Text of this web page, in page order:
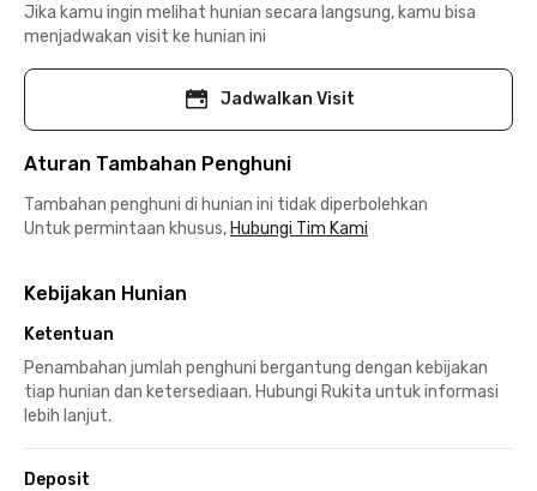
Jika kamu ingin melihat hunian secara langsung, kamu bisa
menjadwakan visit ke hunian ini
Jadwalkan Visit
Aturan Tambahan Penghuni
Tambahan penghuni di hunian ini tidak diperbolehkan
Untuk permintaan khusus, Hubungi Tim Kami
Kebijakan Hunian
Ketentuan
Penambahan jumlah penghuni bergantung dengan kebijakan
tiap hunian dan ketersediaan. Hubungi Rukita untuk informasi
lebih lanjut.
Deposit